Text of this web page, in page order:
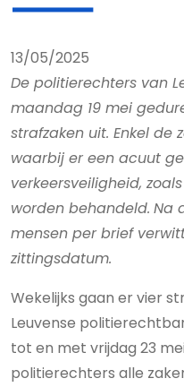
13/05/2025
De politierechters van
maandag 19 mei
strafzaken uit. Enkel de
waarbij er een acuut
verkeersveiligheid,
worden behandeld. Na
mensen per brief
zittingsdatum.
Wekelijks gaan er vier
Leuvense
tot en met vrijdag 23
politierechters alle